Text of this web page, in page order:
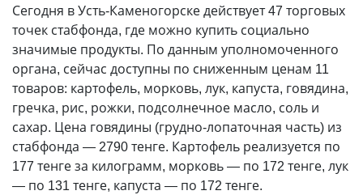
Сегодня в Усть-Каменогорске действует 47 торговых
точек стабфонда, где можно купить социально
значимые продукты. По данным уполномоченного
органа, сейчас доступны по сниженным ценам 11
товаров: картофель, морковь, лук, капуста, говядина,
гречка, рис, рожки, подсолнечное масло, соль и
сахар. Цена говядины (грудно-лопаточная часть) из
стабфонда — 2790 тенге. Картофель реализуется по
177 тенге за килограмм, морковь — по 172 тенге, лук
— по 131 тенге, капуста — по 172 тенге.